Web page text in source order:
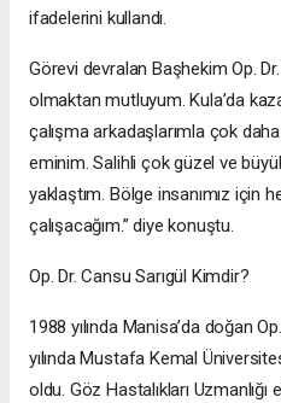
ifadelerini kullandı.
Görevi devralan Başhekim Op.
olmaktan mutluyum. Kula’da
çalışma arkadaşlarımla çok
eminim. Salihli çok güzel ve
yaklaştım. Bölge insanımız için
çalışacağım.” diye konuştu.
Op. Dr. Cansu Sarıgül Kimdir?
1988 yılında Manisa’da doğan
yılında Mustafa Kemal
oldu. Göz Hastalıkları Uzmanlığı